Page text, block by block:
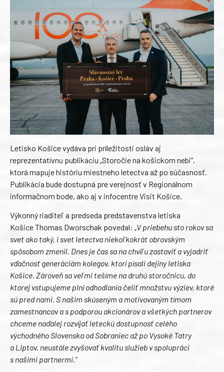
Letisko Košice vydáva pri príležitosti osláv aj
reprezentatívnu publikáciu „Storočie na košickom nebi“,
ktorá mapuje históriu miestneho letectva až po súčasnosť.
Publikácia bude dostupná pre verejnosť v Regionálnom
informačnom bode, ako aj v infocentre Visit Košice.
Výkonný riaditeľ a predseda predstavenstva letiska
Košice Thomas Dworschak povedal: „V priebehu sto rokov sa
svet ako taký, i svet letectva niekoľkokrát obrovským
spôsobom zmenil. Dnes je čas sa na chvíľu zastaviť a vyjadriť
vďačnosť generáciám kolegov, ktorí písali dejiny letiska
Košice. Zároveň sa veľmi tešíme na druhú storočnicu, do
ktorej vstupujeme plní odhodlania čeliť množstvu výziev, ktoré
sú pred nami. S našim skúseným a motivovaným tímom
zamestnancov a s podporou akcionárov a všetkých partnerov
chceme naďalej rozvíjať leteckú dostupnosť celého
východného Slovenska od Sobraniec až po Vysoké Tatry
a Liptov, neustále zvyšovať kvalitu služieb v spolupráci
s našimi partnermi.“